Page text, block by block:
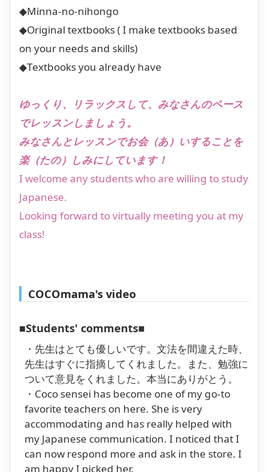
◆Minna-no-nihongo
◆Original textbooks ( I make textbooks based
on your needs and skills)
◆Textbooks you already have
ゆっくり、リラックスして、みなさんのペース
でレッスンしましょう。
みなさんとレッスンでお会（あ）いすることを
楽（たの）しみにしています！
I welcome any students who are willing to study
Japanese.
Looking forward to virtually meeting you at my
class!
COCOmama's video
■Students' comments■
・先生はとても優しいです。文法を間違えた時、
先生はすぐに指摘してくれました。また、勉強に
ついて意見をくれました。本当にありがとう。
・Coco sensei has become one of my go-to
favorite teachers on here. She is very
accommodating and has really helped with
my Japanese communication. I noticed that I
can now respond more and ask in the store. I
am happy I picked her.